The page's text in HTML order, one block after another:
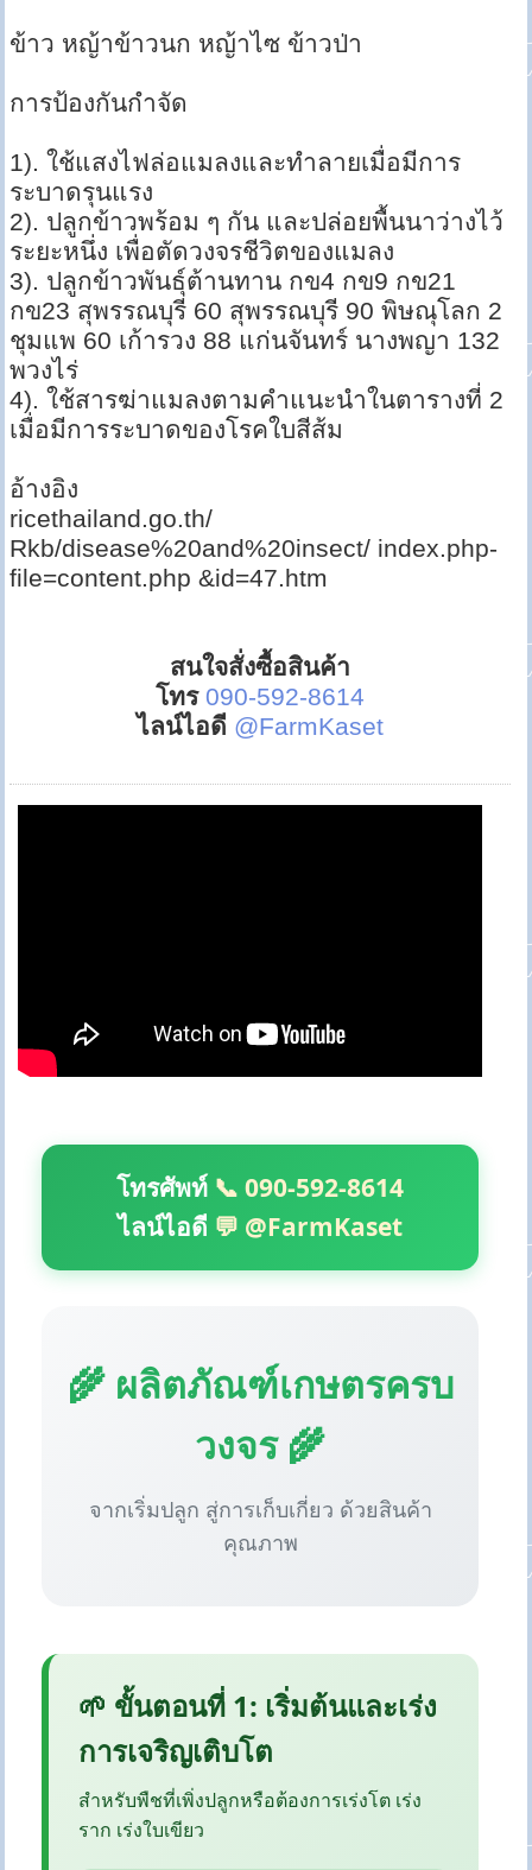
ข้าว หญ้าข้าวนก หญ้าไซ ข้าวป่า
การป้องกันกำจัด
1). ใช้แสงไฟล่อแมลงและทำลายเมื่อมีการ
ระบาดรุนแรง
2). ปลูกข้าวพร้อม ๆ กัน และปล่อยพื้นนาว่างไว้
ระยะหนึ่ง เพื่อตัดวงจรชีวิตของแมลง
3). ปลูกข้าวพันธุ์ต้านทาน กข4 กข9 กข21
กข23 สุพรรณบุรี 60 สุพรรณบุรี 90 พิษณุโลก 2
ชุมแพ 60 เก้ารวง 88 แก่นจันทร์ นางพญา 132
พวงไร่
4). ใช้สารฆ่าแมลงตามคำแนะนำในตารางที่ 2
เมื่อมีการระบาดของโรคใบสีส้ม
อ้างอิง
ricethailand.go.th/
Rkb/disease%20and%20insect/ index.php-
file=content.php &id=47.htm
สนใจสั่งซื้อสินค้า
โทร 090-592-8614
ไลน์ไอดี @FarmKaset
โทรศัพท์ 📞 090-592-8614
ไลน์ไอดี 💬 @FarmKaset
🌾 ผลิตภัณฑ์เกษตรครบ
วงจร 🌾
จากเริ่มปลูก สู่การเก็บเกี่ยว ด้วยสินค้า
คุณภาพ
🌱 ขั้นตอนที่ 1: เริ่มต้นและเร่ง
การเจริญเติบโต
สำหรับพืชที่เพิ่งปลูกหรือต้องการเร่งโต เร่ง
ราก เร่งใบเขียว